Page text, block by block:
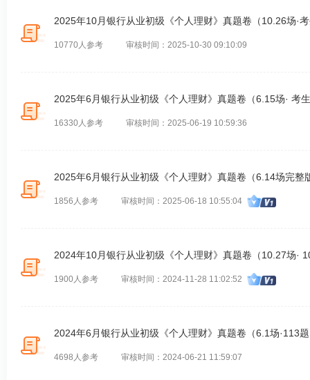
2025年10月银行从业初级《个人理财》真题卷（10.26场·
10770人参考 审核时间：2025-10-30 09:10:09
2025年6月银行从业初级《个人理财》真题卷（6.15场· 考
16330人参考 审核时间：2025-06-19 10:59:36
2025年6月银行从业初级《个人理财》真题卷（6.14场完整
1856人参考 审核时间：2025-06-18 10:55:04
2024年10月银行从业初级《个人理财》真题卷（10.27场·
1900人参考 审核时间：2024-11-28 11:02:52
2024年6月银行从业初级《个人理财》真题卷（6.1场·113
4698人参考 审核时间：2024-06-21 11:59:07